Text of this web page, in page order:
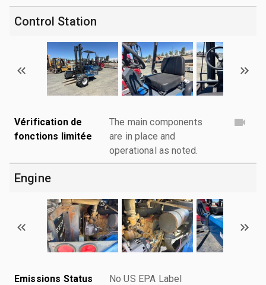
Control Station
Vérification de
fonctions limitée
The main components
are in place and
operational as noted.
Engine
Emissions Status
No US EPA Label